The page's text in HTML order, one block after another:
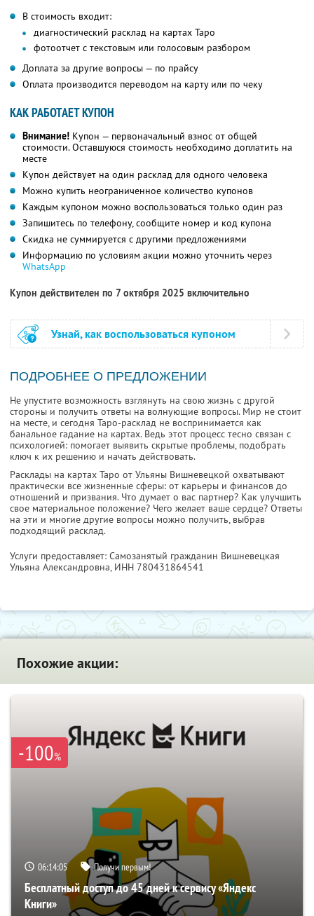
В стоимость входит:
диагностический расклад на картах Таро
фотоотчет с текстовым или голосовым разбором
Доплата за другие вопросы — по прайсу
Оплата производится переводом на карту или по чеку
КАК РАБОТАЕТ КУПОН
Внимание! Купон — первоначальный взнос от общей
стоимости. Оставшуюся стоимость необходимо доплатить на
месте
Купон действует на один расклад для одного человека
Можно купить неограниченное количество купонов
Каждым купоном можно воспользоваться только один раз
Запишитесь по телефону, сообщите номер и код купона
Скидка не суммируется с другими предложениями
Информацию по условиям акции можно уточнить через
WhatsApp
Купон действителен по 7 октября 2025 включительно
Узнай, как воспользоваться купоном
ПОДРОБНЕЕ О ПРЕДЛОЖЕНИИ
Не упустите возможность взглянуть на свою жизнь с другой
стороны и получить ответы на волнующие вопросы. Мир не стоит
на месте, и сегодня Таро-расклад не воспринимается как
банальное гадание на картах. Ведь этот процесс тесно связан с
психологией: помогает выявить скрытые проблемы, подобрать
ключ к их решению и начать действовать.
Расклады на картах Таро от Ульяны Вишневецкой охватывают
практически все жизненные сферы: от карьеры и финансов до
отношений и призвания. Что думает о вас партнер? Как улучшить
свое материальное положение? Чего желает ваше сердце? Ответы
на эти и многие другие вопросы можно получить, выбрав
подходящий расклад.
Услуги предоставляет: Самозанятый гражданин Вишневецкая
Ульяна Александровна, ИНН 780431864541
Похожие акции:
-100%
06:14:04 Получи первым!
Бесплатный доступ до 45 дней к сервису «Яндекс
Книги»